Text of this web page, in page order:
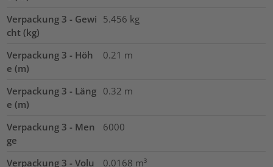
Verpackung 3 - Gewi
cht (kg)
5.456 kg
Verpackung 3 - Höh
e (m)
0.21 m
Verpackung 3 - Läng
e (m)
0.32 m
Verpackung 3 - Men
ge
6000
Verpackung 3 - Volu
0.0168 m³